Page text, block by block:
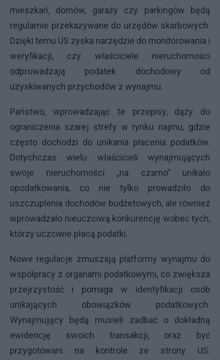
mieszkań, domów, garaży czy parkingów będą
regularnie przekazywane do urzędów skarbowych.
Dzięki temu US zyska narzędzie do monitorowania i
weryfikacji, czy właściciele nieruchomości
odprowadzają podatek dochodowy od
uzyskiwanych przychodów z wynajmu.
Państwo, wprowadzając te przepisy, dąży do
ograniczenia szarej strefy w rynku najmu, gdzie
często dochodzi do unikania płacenia podatków.
Dotychczas wielu właścicieli wynajmujących
swoje nieruchomości „na czarno” unikało
opodatkowania, co nie tylko prowadziło do
uszczuplenia dochodów budżetowych, ale również
wprowadzało nieuczciwą konkurencję wobec tych,
którzy uczciwie płacą podatki.
Nowe regulacje zmuszają platformy wynajmu do
współpracy z organami podatkowymi, co zwiększa
przejrzystość i pomaga w identyfikacji osób
unikających obowiązków podatkowych.
Wynajmujący będą musieli zadbać o dokładną
ewidencję swoich transakcji, oraz być
przygotowani na kontrole ze strony US.